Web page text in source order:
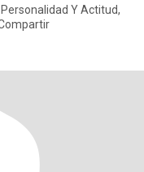
Y Actitud,